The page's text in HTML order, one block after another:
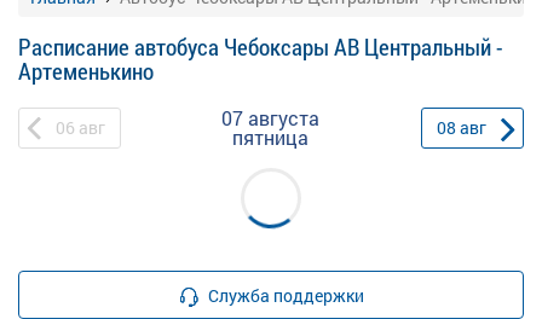
Расписание автобуса Чебоксары АВ Центральный -
Артеменькино
06 авг 07 августа
пятница 08 авг
Служба поддержки